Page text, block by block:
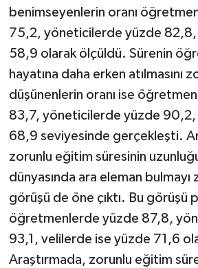
benimseyenlerin oranı
75,2, yöneticilerde yüzde
58,9 olarak ölçüldü. Sürenin
hayatına daha erken atılmasını
düşünenlerin oranı ise
83,7, yöneticilerde yüzde
68,9 seviyesinde gerçekleşti.
zorunlu eğitim süresinin
dünyasında ara eleman bulmayı
görüşü de öne çıktı. Bu görüşü
öğretmenlerde yüzde 87,8,
93,1, velilerde ise yüzde 71,6
Araştırmada, zorunlu eğitim